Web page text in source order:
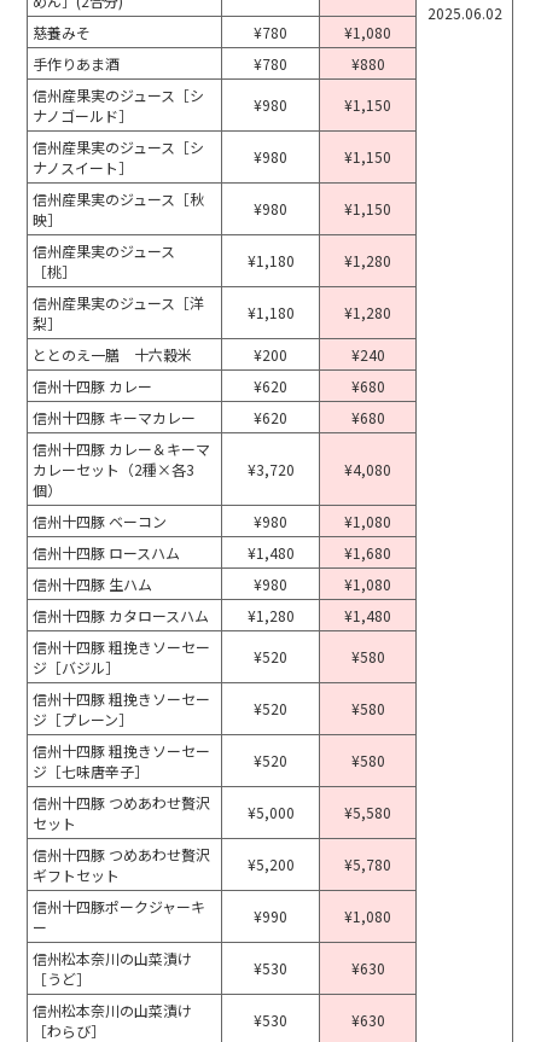
2025.06.02
慈養みそ
¥780
¥1,080
手作りあま酒
¥780
¥880
信州産果実のジュース［シ
ナノゴールド］
¥980 ¥1,150
信州産果実のジュース［シ
ナノスイート］
¥980 ¥1,150
信州産果実のジュース［秋
映］
¥980 ¥1,150
信州産果実のジュース
［桃］
¥1,180 ¥1,280
信州産果実のジュース［洋
梨］
¥1,180 ¥1,280
ととのえ一膳 十六穀米 ¥200
¥240
信州十四豚 カレー
¥620
¥680
信州十四豚 キーマカレー
¥620
¥680
信州十四豚 カレー＆キーマ
カレーセット（2種×各3
個）
¥3,720 ¥4,080
信州十四豚 ベーコン ¥980
¥1,080
信州十四豚 ロースハム
¥1,480
¥1,680
信州十四豚 生ハム
¥980
¥1,080
信州十四豚 カタロースハム
¥1,280
¥1,480
信州十四豚 粗挽きソーセー
ジ［バジル］
¥520 ¥580
信州十四豚 粗挽きソーセー
ジ［プレーン］
¥520 ¥580
信州十四豚 粗挽きソーセー
ジ［七味唐辛子］
¥520 ¥580
信州十四豚 つめあわせ贅沢
セット
¥5,000 ¥5,580
信州十四豚 つめあわせ贅沢
ギフトセット
¥5,200 ¥5,780
信州十四豚ポークジャーキ
ー
¥990 ¥1,080
信州松本奈川の山菜漬け
［うど］
¥530 ¥630
信州松本奈川の山菜漬け
［わらび］
¥530 ¥630